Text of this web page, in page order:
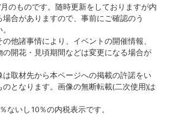
のものです。随時更新をしておりますが内
合がありますので、事前にご確認のう
他諸事情により、イベントの開催情報、
開花・見頃期間などは変更になる場合が
取材先から本ページへの掲載の許諾をい
となります。画像の無断転載(二次使用)は
ないし10％の内税表示です。